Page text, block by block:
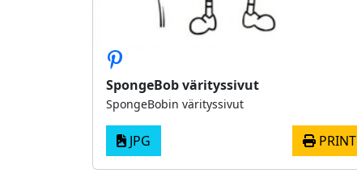
SpongeBob värityssivut
SpongeBobin värityssivut
JPG PRINT